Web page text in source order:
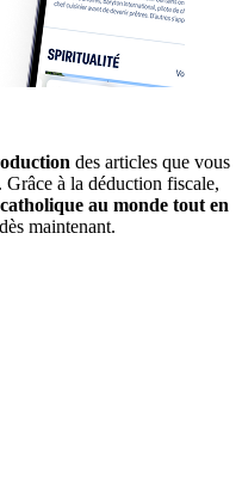
des articles que vous
à la déduction fiscale,
au monde tout en
maintenant.